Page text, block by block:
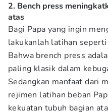
2. Bench press
atas
Bagi Papa yang ingin
lakukanlah latihan
Bahwa brench press
paling klasik dalam
Sedangkan manfaat dari
rejimen latihan beban
kekuatan tubuh bagian